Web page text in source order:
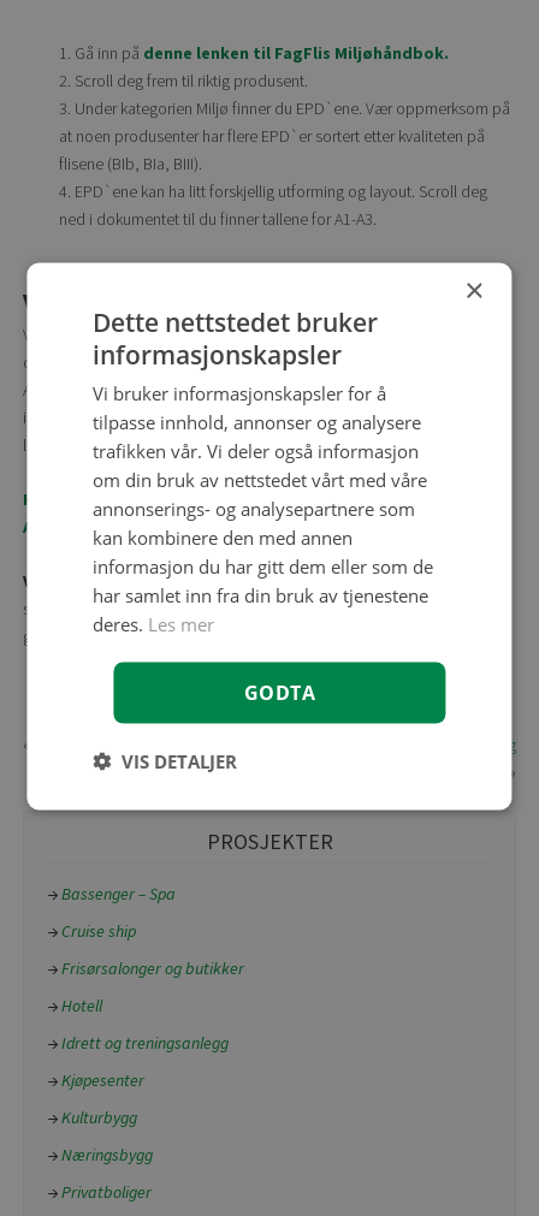
Gå inn på denne lenken til FagFlis Miljøhåndbok.
Scroll deg frem til riktig produsent.
Under kategorien Miljø finner du EPD`ene. Vær oppmerksom på
at noen produsenter har flere EPD`er sortert etter kvaliteten på
flisene (BIb, BIa, BIII).
EPD`ene kan ha litt forskjellig utforming og layout. Scroll deg
ned i dokumentet til du finner tallene for A1-A3.
Vi hjelper deg
Vil du finne utslippstallene for fliser og trenger hjelp til å navigere i
dokumentasjonen? Ta kontakt med oss så hjelper vi deg. FagFlis
Arkitektshowroom har lang erfaring med å bistå arkitekter og
interiørarkitekter i både små og store prosjekter, og vi holder oss
løpende oppdatert på det som skjer med fliser på miljøfronten.
Her finner du kontaktinformasjon til FagFlis
Arkitektshowroom.
Vil dere lære mer om EPD, fliser og miljø?Kontakt oss så
skreddersyr vi kurs tilpasset behovene i din bedrift. Kursene kan
gjennomføres i våre lokaler på Sagene i Oslo eller i deres lokaler.
Vedlikeholdsfritt gulv til terrasse og
»
«
PROSJEKTER
Bassenger – Spa
Cruise ship
Frisørsalonger og butikker
Hotell
Idrett og treningsanlegg
Kjøpesenter
Kulturbygg
Næringsbygg
Privatboliger
×
Dette nettstedet bruker
informasjonskapsler
Vi bruker informasjonskapsler for å
tilpasse innhold, annonser og analysere
trafikken vår. Vi deler også informasjon
om din bruk av nettstedet vårt med våre
annonserings- og analysepartnere som
kan kombinere den med annen
informasjon du har gitt dem eller som de
har samlet inn fra din bruk av tjenestene
deres. Les mer
GODTA
VIS DETALJER